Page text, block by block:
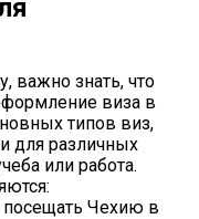
важно знать, что
виза в
типов виз,
для различных
или работа.
посещать Чехию в